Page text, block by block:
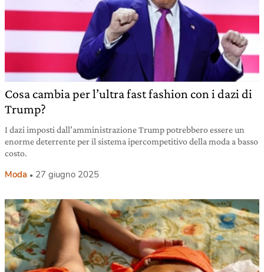
Cosa cambia per l’ultra fast fashion con i dazi di
Trump?
I dazi imposti dall’amministrazione Trump potrebbero essere un
enorme deterrente per il sistema ipercompetitivo della moda a basso
costo.
Moda 27 giugno 2025